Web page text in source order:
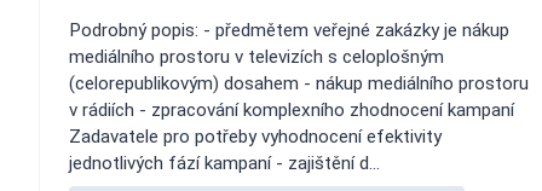
Podrobný popis: - předmětem veřejné zakázky je nákup
mediálního prostoru v televizích s celoplošným
(celorepublikovým) dosahem - nákup mediálního prostoru
v rádiích - zpracování komplexního zhodnocení kampaní
Zadavatele pro potřeby vyhodnocení efektivity
jednotlivých fází kampaní - zajištění d...